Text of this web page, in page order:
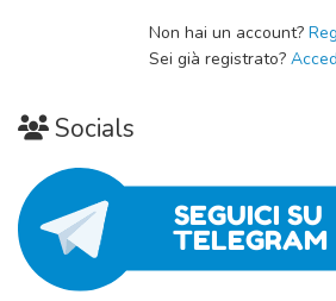
Non hai un account?
Sei già registrato?
Socials